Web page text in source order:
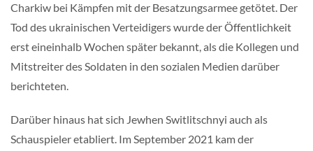
Charkiw bei Kämpfen mit der Besatzungsarmee getötet. Der
Tod des ukrainischen Verteidigers wurde der Öffentlichkeit
erst eineinhalb Wochen später bekannt, als die Kollegen und
Mitstreiter des Soldaten in den sozialen Medien darüber
berichteten.
Darüber hinaus hat sich Jewhen Switlitschnyi auch als
Schauspieler etabliert. Im September 2021 kam der